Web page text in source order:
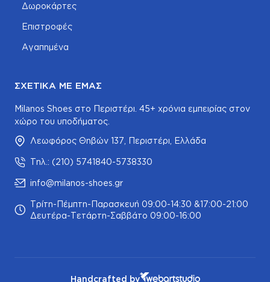
Δωροκάρτες
Επιστροφές
Αγαπημένα
ΣΧΕΤΙΚΆ ΜΕ ΕΜΆΣ
Milanos Shoes στο Περιστέρι. 45+ χρόνια εμπειρίας στον
χώρο του υποδήματος.
Λεωφόρος Θηβών 137, Περιστέρι, Ελλάδα
Τηλ.: (210) 5741840-5738330
info@milanos-shoes.gr
Τρίτη-Πέμπτη-Παρασκευή 09:00-14:30 &17:00-21:00
Δευτέρα-Τετάρτη-Σαββάτο 09:00-16:00
Handcrafted by